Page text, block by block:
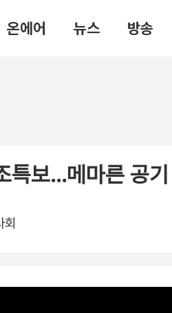
온에어 뉴스 방송
특보…메마른 공기
회